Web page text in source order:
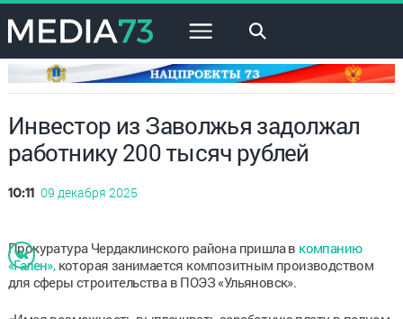
×
Инвестор из Заволжья задолжал
работнику 200 тысяч рублей
10:11 09 декабря 2025
Прокуратура Чердаклинского района пришла в компанию
«Гален»,которая занимается композитным производством
для сферы строительства в ПОЭЗ «Ульяновск».